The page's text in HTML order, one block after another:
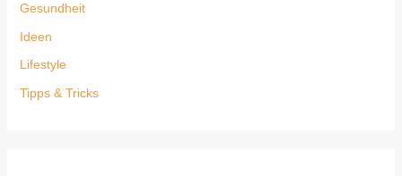
Gesundheit
Ideen
Lifestyle
Tipps & Tricks